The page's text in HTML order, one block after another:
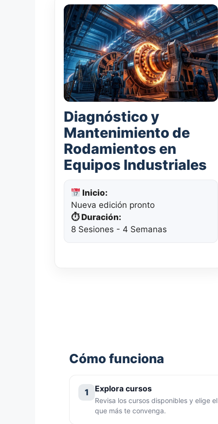
Diagnóstico y
Mantenimiento de
Rodamientos en
Equipos Industriales
Inicio:
Nueva edición pronto
⏱ Duración:
8 Sesiones - 4 Semanas
Cómo funciona
1 Explora cursos
Revisa los cursos disponibles y elige el
que más te convenga.